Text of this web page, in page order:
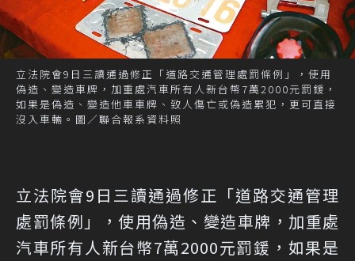
立法院會9日三讀通過修正「道路交通管理處罰條例」，使用
偽造、變造車牌，加重處汽車所有人新台幣7萬2000元罰鍰，
如果是偽造、變造他車車牌、致人傷亡或偽造累犯，更可直接
沒入車輛。圖／聯合報系資料照
立法院會9日三讀通過修正「道路交通管理
處罰條例」，使用偽造、變造車牌，加重處
汽車所有人新台幣7萬2000元罰鍰，如果是